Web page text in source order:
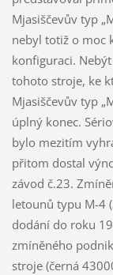
Mjasiščevův typ
nebyl totiž o moc
konfiguraci.
tohoto stroje, ke
Mjasiščevův typ
úplný konec.
bylo mezitím
přitom dostal
závod č.23.
letounů typu M-4 (
dodání do roku
zmíněného
stroje (černá